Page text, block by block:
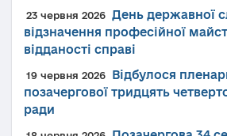
23 червня 2026 День державної
відзначення професійної
відданості справі
19 червня 2026
Відбулося
позачергової тридцять
ради